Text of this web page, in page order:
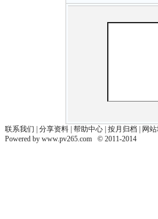
联系我们 | 分享资料 | 帮助中心 按月归档 网
Powered by www.pv265.com © 2011-2014